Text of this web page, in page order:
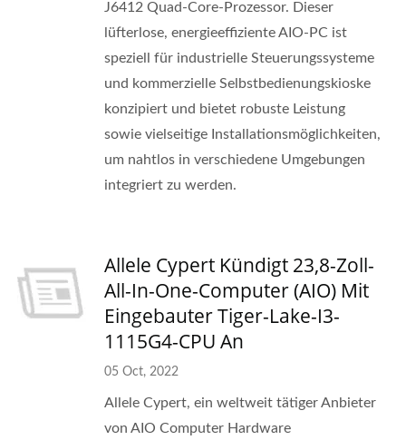
J6412 Quad-Core-Prozessor. Dieser
lüfterlose, energieeffiziente AIO-PC ist
speziell für industrielle Steuerungssysteme
und kommerzielle Selbstbedienungskioske
konzipiert und bietet robuste Leistung
sowie vielseitige Installationsmöglichkeiten,
um nahtlos in verschiedene Umgebungen
integriert zu werden.
Allele Cypert Kündigt 23,8-Zoll-
All-In-One-Computer (AIO) Mit
Eingebauter Tiger-Lake-I3-
1115G4-CPU An
05 Oct, 2022
Allele Cypert, ein weltweit tätiger Anbieter
von AIO Computer Hardware